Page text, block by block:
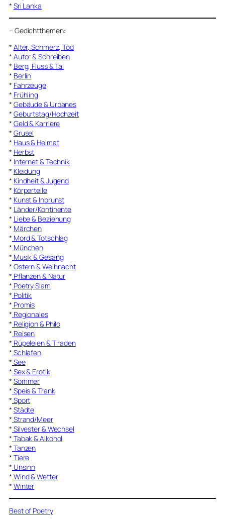
* Sri Lanka
– Gedichtthemen:
* Alter, Schmerz, Tod
* Autor & Schreiben
* Berg, Fluss & Tal
* Berlin
* Fahrzeuge
* Frühling
* Gebäude & Urbanes
* Geburtstag/Hochzeit
* Geld & Karriere
* Grusel
* Haus & Heimat
* Herbst
* Internet & Technik
* Kleidung
* Kindheit & Jugend
* Körperteile
* Kunst & Inbrunst
* Länder/Kontinente
* Liebe & Beziehung
* Märchen
* Mord & Totschlag
* München
* Musik & Gesang
* Ostern & Weihnacht
* Pflanzen & Natur
* Poetry Slam
* Politik
* Promis
* Regionales
* Religion & Philo
* Reisen
* Rüpeleien & Tiraden
* Schlafen
* See
* Sex & Erotik
* Sommer
* Speis & Trank
* Sport
* Städte
* Strand/Meer
* Silvester & Wechsel
* Tabak & Alkohol
* Tanzen
* Tiere
* Unsinn
* Wind & Wetter
* Winter
Best of Poetry